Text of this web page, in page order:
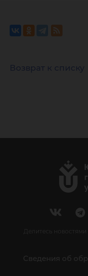
Возврат к списку
Делитесь новостями
Сведения об